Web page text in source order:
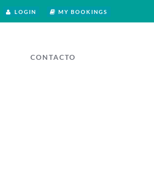
MY BOOKINGS
LOGIN
CONTACTO